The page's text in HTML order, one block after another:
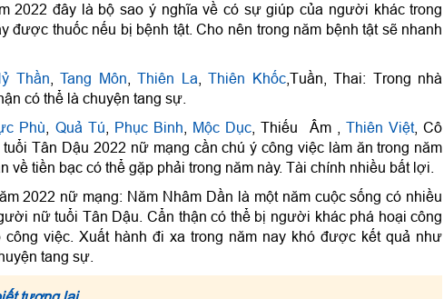
2022 đây là bộ sao ý nghĩa về có sự giúp của người khác trong
được thuốc nếu bị bệnh tật. Cho nên trong năm bệnh tật sẽ nhanh
Thần ,Tang Môn ,Thiên La ,Thiên Khốc,Tuần, Thai: Trong nhà
có thể là chuyện tang sự.
Phù Quả Tú Phục Binh Mộc Dục , Thiếu Âm ,Thiên Việt, Cô
tuổi Tân Dậu 2022 nữ mạng cần chú ý công việc làm ăn trong năm
tiền bạc có thể gặp phải trong năm này. Tài chính nhiều bất lợi.
2022 nữ mạng: Năm Nhâm Dần là một năm cuộc sống có nhiều
nữ tuổi Tân Dậu. Cẩn thận có thể bị người khác phá hoại công
việc. Xuất hành đi xa trong năm nay khó được kết quả như
tang sự.